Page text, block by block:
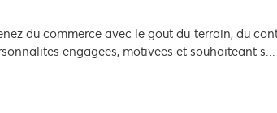
du commerce avec le gout du terrain, du
engagees, motivees et souhaiteant s...